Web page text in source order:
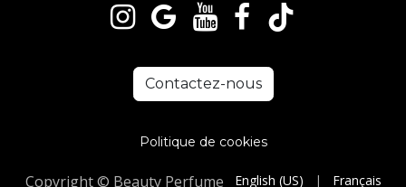
Contactez-nous
Politique de cookies
Copyright © Beauty Perfume English (US) | Français